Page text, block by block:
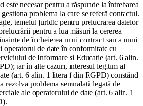
este necesar pentru a răspunde la întrebarea
problema la care se referă contactul.
temeiul juridic pentru prelucrarea datelor
pentru a lua măsuri la cererea
de încheierea unui contract sau a unui
operatorul de date în conformitate cu
de Informare și Educație (art. 6 alin.
iar în alte cazuri, interesul legitim al
(art. 6 alin. 1 litera f din RGPD) constând
rezolva problema semnalată legată de
ale operatorului de date (art. 6 alin. 1